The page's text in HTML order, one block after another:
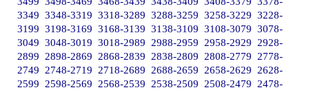
3349 3348-3319 3318-3289 3288-3259 3258-3229 3228-
3199 3198-3169 3168-3139 3138-3109 3108-3079 3078-
3049 3048-3019 3018-2989 2988-2959 2958-2929
2928-
2899
2898-2869 2868-2839 2838-2809 2808-2779
2778-
2749
2748-2719 2718-2689 2688-2659 2658-2629
2628-
2599
2598-2569 2568-2539 2538-2509 2508-2479
2478-